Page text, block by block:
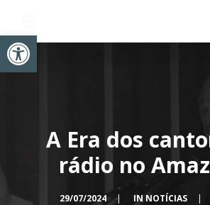
Abrir a barra de ferramentas
A Era dos
rádio no
29/07/2024 | IN NOTÍCIAS |